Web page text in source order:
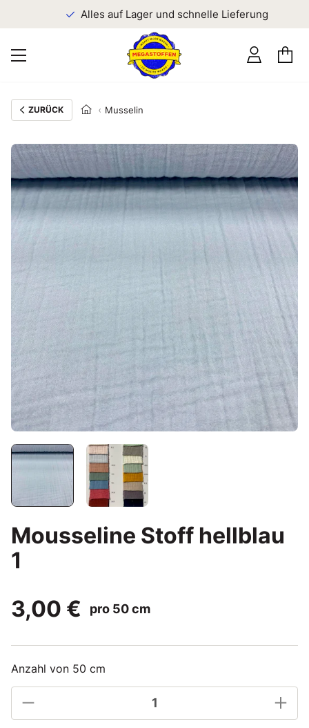
Alles auf Lager und schnelle Lieferung
ZURÜCK Musselin
Mousseline Stoff hellblau
1
3,00 €
pro 50 cm
Anzahl von 50 cm